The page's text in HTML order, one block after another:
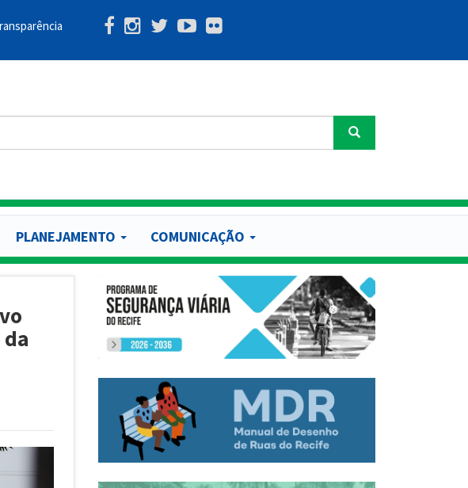
Buscar
PLANEJAMENTO COMUNICAÇÃO